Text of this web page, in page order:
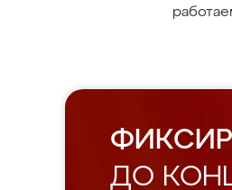
ДО